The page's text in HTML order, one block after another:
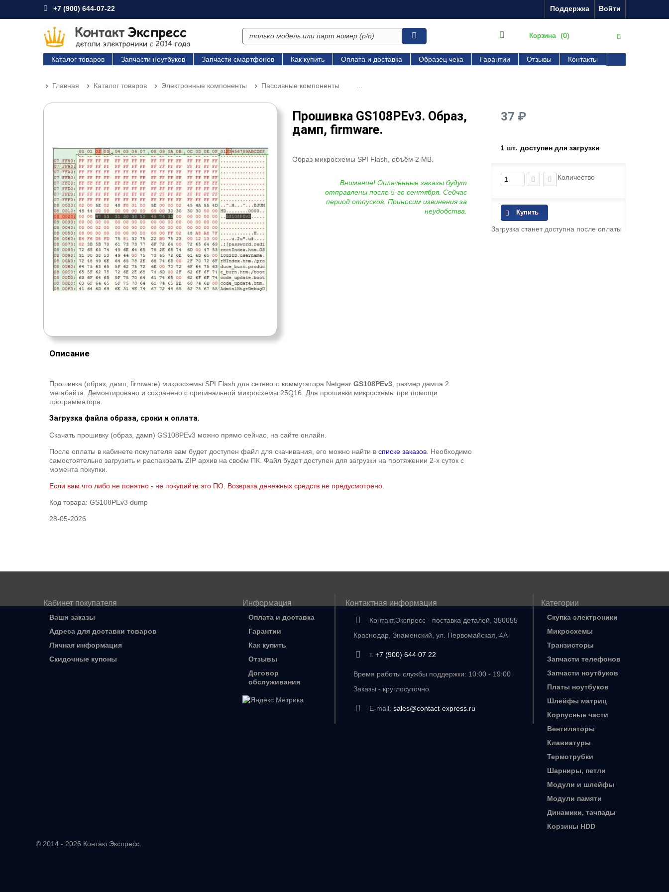
Войти
Поддержка
+7 (900) 644-07-22
Корзина (0)
Каталог товаров Запчасти ноутбуков Запчасти смартфонов Как купить Оплата и доставка Образец чека Гарантии Отзывы Контакты
Главная Каталог товаров Электронные компоненты Пассивные компоненты
Прошивка GS108PEv3. Образ,
дамп, firmware.
Образ микросхемы SPI Flash, объём 2 MB.
Внимание! Оплаченные заказы будут
отправлены после 5-го сентября. Сейчас
период отпусков. Приносим извинения за
неудобства.
37 ₽
1 шт. доступен для загрузки
Количество
Купить
Загрузка станет доступна после оплаты
Описание
Прошивка (образ, дамп, firmware) микросхемы SPI Flash для сетевого коммутатора Netgear GS108PEv3 , размер дампа 2
мегабайта. Демонтировано и сохранено с оригинальной микросхемы 25Q16. Для прошивки микросхемы при помощи
программатора.
Загрузка файла образа, сроки и оплата.
Скачать прошивку (образ, дамп) GS108PEv3 можно прямо сейчас, на сайте онлайн.
После оплаты в кабинете покупателя вам будет доступен файл для скачивания, его можно найти в списке заказов . Необходимо
самостоятельно загрузить и распаковать ZIP архив на своём ПК. Файл будет доступен для загрузки на протяжении 2-х суток с
момента покупки.
Если вам что либо не понятно - не покупайте это ПО. Возврата денежных средств не предусмотрено.
Код товара: GS108PEv3 dump
28-05-2026
Кабинет покупателя
Ваши заказы
Адреса для доставки товаров
Личная информация
Скидочные купоны
Информация
Оплата и доставка
Гарантии
Как купить
Отзывы
Договор
обслуживания
Контактная информация
Контакт.Экспресс - поставка деталей, 350055
Краснодар, Знаменский, ул. Первомайская, 4А
т. +7 (900) 644 07 22
Время работы службы поддержки: 10:00 - 19:00
Заказы - круглосуточно
E-mail: sales@contact-express.ru
Категории
Скупка электроники
Микросхемы
Транзисторы
Запчасти телефонов
Запчасти ноутбуков
Платы ноутбуков
Шлейфы матриц
Корпусные части
Вентиляторы
Клавиатуры
Термотрубки
Шарниры, петли
Модули и шлейфы
Модули памяти
Динамики, тачпады
Корзины HDD
© 2014 - 2026 Контакт.Экспресс.